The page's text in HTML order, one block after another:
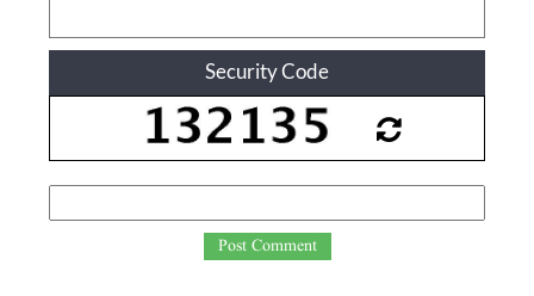
Security Code
Post Comment